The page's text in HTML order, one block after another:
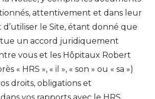
attentivement et dans leur
le Site, étant donné que
un accord juridiquement
vous et les Hôpitaux Robert
« HRS », « il », « son » ou « sa »)
droits, obligations et
vos rapports avec le HRS.